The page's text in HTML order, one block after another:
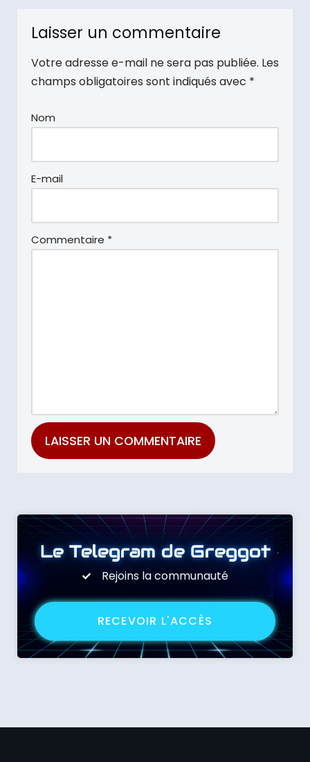
Laisser un commentaire
Votre adresse e-mail ne sera pas publiée. Les
champs obligatoires sont indiqués avec *
Nom
E-mail
Commentaire *
Le Telegram de Greggot
Rejoins la communauté
RECEVOIR L'ACCÈS